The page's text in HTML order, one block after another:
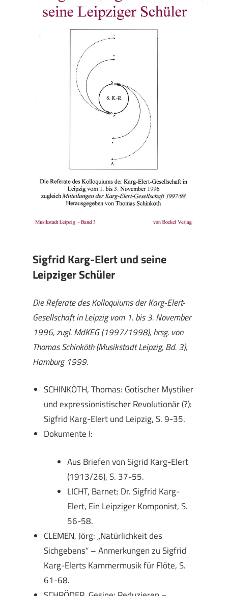
Sigfrid Karg-Elert und seine
Leipziger Schüler
Die Referate des Kolloquiums der Karg-Elert-
Gesellschaft in Leipzig vom 1. bis 3. November
1996, zugl. MdKEG (1997/1998), hrsg. von
Thomas Schinköth (Musikstadt Leipzig, Bd. 3),
Hamburg 1999.
SCHINKÖTH, Thomas: Gotischer Mystiker
und expressionistischer Revolutionär (?):
Sigfrid Karg-Elert und Leipzig, S. 9-35.
Dokumente I:
Aus Briefen von Sigrid Karg-Elert
(1913/26), S. 37-55.
LICHT, Barnet: Dr. Sigfrid Karg-
Elert, Ein Leipziger Komponist, S.
56-58.
CLEMEN, Jörg: „Natürlichkeit des
Sichgebens“ – Anmerkungen zu Sigfrid
Karg-Elerts Kammermusik für Flöte, S.
61-68.